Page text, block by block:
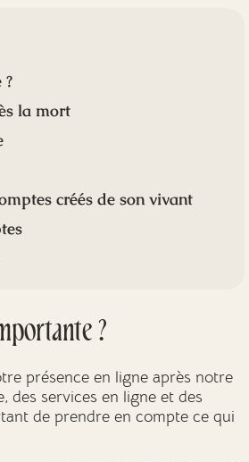
la mort
créés de son vivant
?
présence en ligne après notre
des services en ligne et des
de prendre en compte ce qui